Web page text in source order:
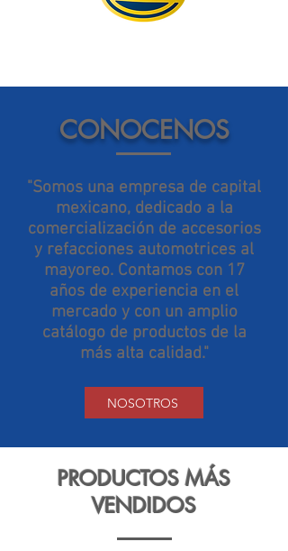
CONOCENOS
"Somos una empresa de capital
mexicano, dedicado a la
comercialización de accesorios
y refacciones automotrices al
mayoreo. Contamos con 17
años de experiencia en el
mercado y con un amplio
catálogo de productos de la
más alta calidad."
NOSOTROS
PRODUCTOS MÁS
VENDIDOS